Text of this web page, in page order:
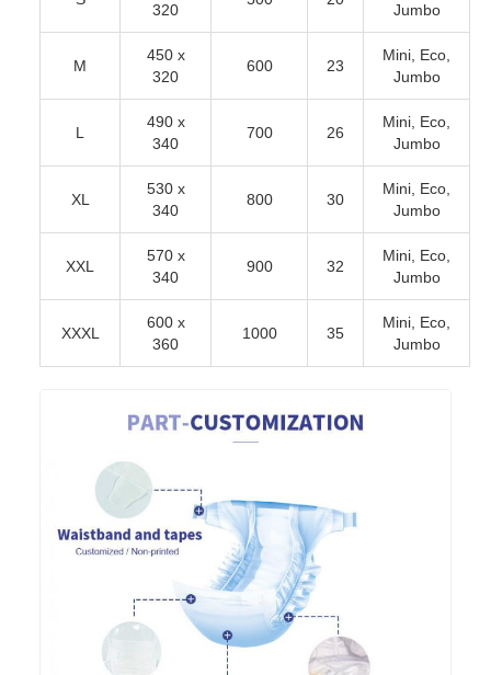
320
Jumbo
M
450 x
320
600 23
Mini, Eco,
Jumbo
L
490 x
340
700 26
Mini, Eco,
Jumbo
XL
530 x
340
800 30
Mini, Eco,
Jumbo
XXL
570 x
340
900 32
Mini, Eco,
Jumbo
XXXL
600 x
360
1000 35
Mini, Eco,
Jumbo